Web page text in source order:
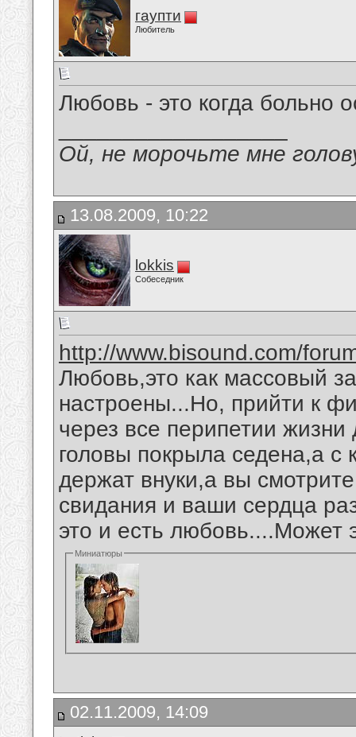
гаупти
Любитель
Любовь - это когда больно
Ой, не морочьте мне
13.08.2009, 10:22
lokkis
Собеседник
http://www.bisound.com/
Любовь,это как массовый
настроены...Но, прийти к
через все перипетии
головы покрыла седена,а с
держат внуки,а вы
свидания и ваши сердца
это и есть любовь....Может
Миниатюры
02.11.2009, 14:09